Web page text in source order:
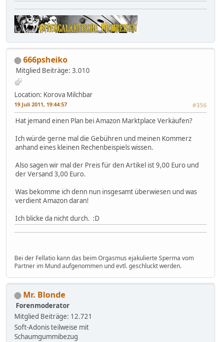
666psheiko
Mitglied Beiträge: 3.010
Location: Korova Milchbar
19 Juli 2011, 19:44:57 #356
Hat jemand einen Plan bei Amazon Marktplace Verkäufen?
Ich würde gerne mal die Gebühren und meinen Kommerz
anhand eines kleinen Rechenbeispiels wissen.
Also sagen wir mal der Preis für den Artikel ist 9,00 Euro und
der Versand 3,00 Euro.
Was bekomme ich denn nun insgesamt überwiesen und was
verdient Amazon daran!
Ich blicke da nicht durch. :D
Bei der Fellatio kann das beim Orgasmus ejakulierte Sperma vom
Partner im Mund aufgenommen und evtl. geschluckt werden.
Mr. Blonde
Forenmoderator
Mitglied Beiträge: 12.721
Soft-Adonis teilweise mit
Schaumgummibezug